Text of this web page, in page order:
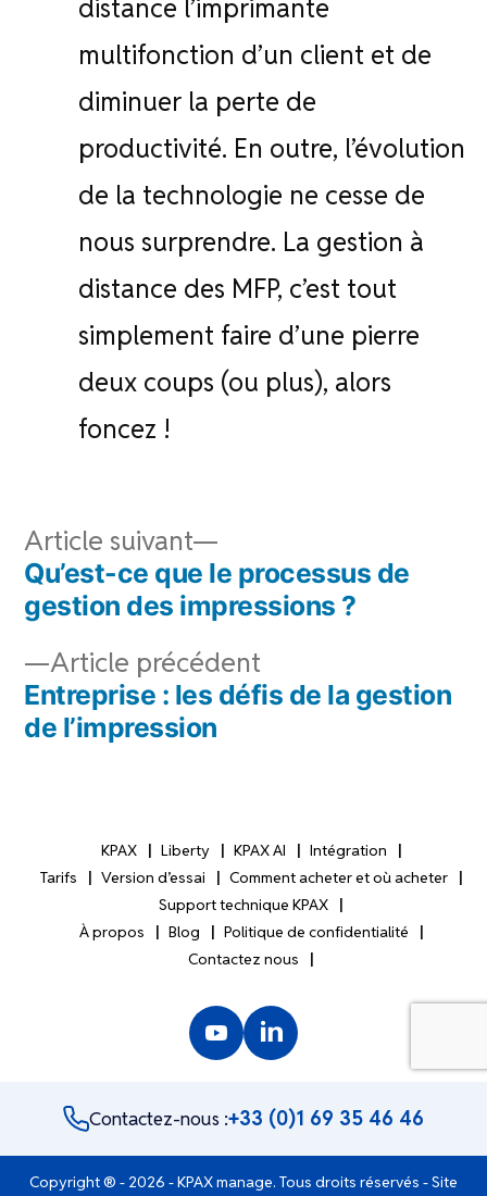
distance l’imprimante
multifonction d’un client et de
diminuer la perte de
productivité. En outre, l’évolution
de la technologie ne cesse de
nous surprendre. La gestion à
distance des MFP, c’est tout
simplement faire d’une pierre
deux coups (ou plus), alors
foncez !
Navigation
de
l’article
Article précédent
précédent :
Entreprise : les défis de la gestion
de l’impression
Article suivant
suivant :
Qu’est-ce que le processus de
gestion des impressions ?
KPAX Liberty KPAX AI
Intégration
Tarifs
Version d’essai
Comment acheter et où acheter
Support technique KPAX
À propos
Blog
Politique de confidentialité
Contactez nous
Contactez-nous :+33 (0)1 69 35 46 46
Copyright ® - 2026 - KPAX manage. Tous droits réservés - Site